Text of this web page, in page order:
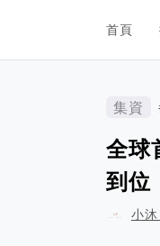
網站主要
首頁
集資
全球
到位
小